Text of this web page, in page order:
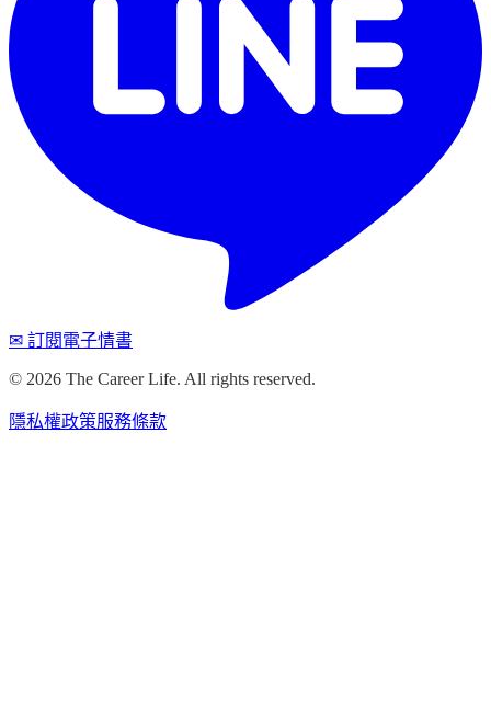
✉ 訂閱電子情書
© 2026 The Career Life. All rights reserved.
隱私權政策服務條款